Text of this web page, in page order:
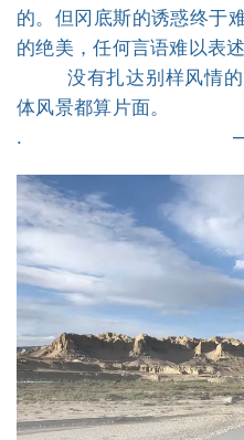
的。但冈底斯的诱惑终于
的绝美，任何言语难以表
没有扎达别样风情的
体风景都算片面。
. ——-